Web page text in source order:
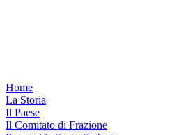
Home
La Storia
Il Paese
Il Comitato di Frazione